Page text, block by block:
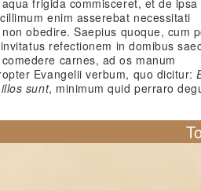
frigida commisceret, et de
enim asserebat necessitati
obedire. Saepius quoque, cum
refectionem in domibus
carnes, ad os manum
Evangelii verbum, quo dicitur:
sunt, minimum quid perraro